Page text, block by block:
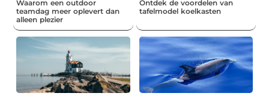
Waarom een outdoor
teamdag meer oplevert dan
alleen plezier
Ontdek de voordelen van
tafelmodel koelkasten